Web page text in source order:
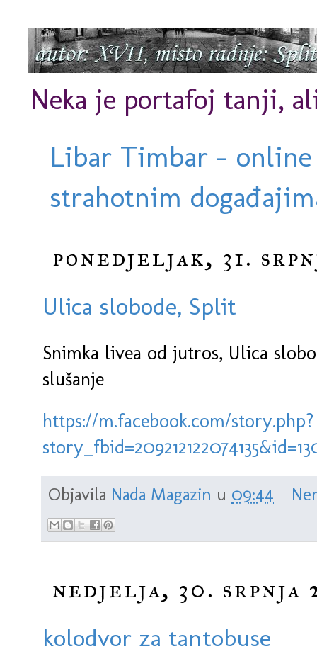
Neka je portafoj tanji,
Libar Timbar -
strahotnim
ponedjeljak, 31.
Ulica slobode, Split
Snimka livea od jutros, Ulica
slušanje
https://m.facebook.com/story.php?
Objavila Nada Magazin u 09:44
nedjelja, 30. srpnja
kolodvor za tantobuse